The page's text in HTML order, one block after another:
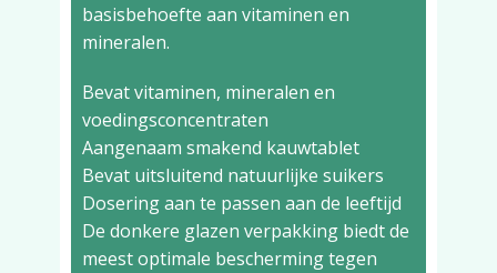
basisbehoefte aan vitaminen en
mineralen.
Bevat vitaminen, mineralen en
voedingsconcentraten
Aangenaam smakend kauwtablet
Bevat uitsluitend natuurlijke suikers
Dosering aan te passen aan de leeftijd
De donkere glazen verpakking biedt de
meest optimale bescherming tegen